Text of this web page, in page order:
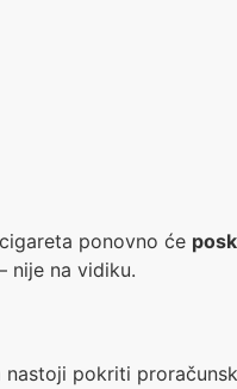
ponovno će
nije na vidiku.
pokriti